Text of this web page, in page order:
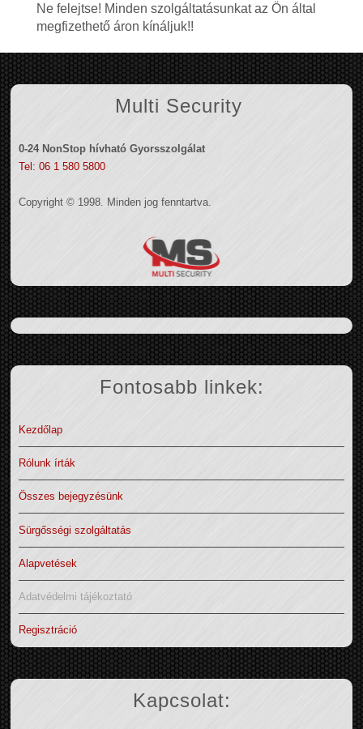
Ne felejtse! Minden szolgáltatásunkat az Ön által
megfizethető áron kínáljuk!!
Multi Security
0-24 NonStop hívható Gyorsszolgálat
Tel: 06 1 580 5800
Copyright © 1998. Minden jog fenntartva.
Fontosabb linkek:
Kezdőlap
Rólunk írták
Összes bejegyzésünk
Sürgősségi szolgáltatás
Alapvetések
Adatvédelmi tájékoztató
Regisztráció
Kapcsolat: